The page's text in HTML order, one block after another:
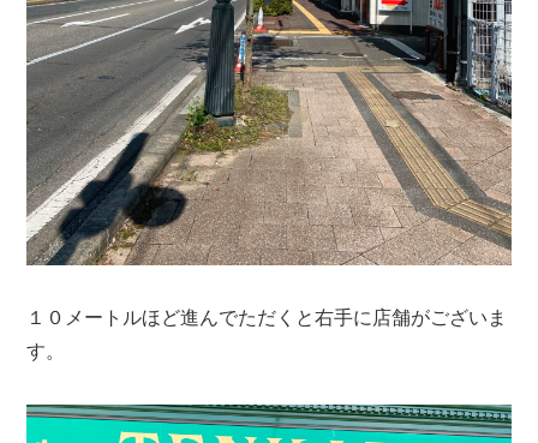
１０メートルほど進んでただくと右手に店舗がございま
す。